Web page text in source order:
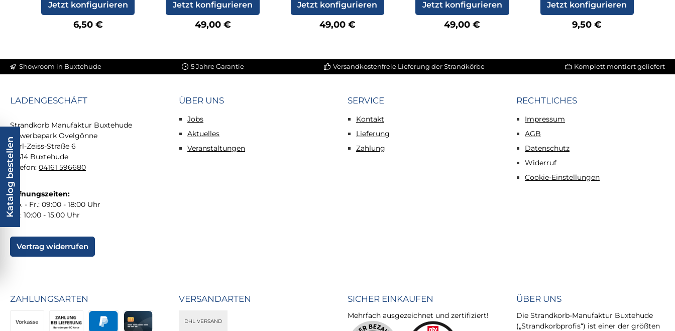
Regulärer Preis:
6,50 €
Jetzt konfigurieren
Regulärer Preis:
49,00 €
Jetzt konfigurieren
Regulärer Preis:
49,00 €
Jetzt konfigurieren
Regulärer Preis:
49,00 €
Jetzt konfigurieren
Regulärer Preis:
9,50 €
Jetzt konfigurieren
Showroom in Buxtehude 5 Jahre Garantie Versandkostenfreie Lieferung der Strandkörbe Komplett montiert geliefert
LADENGESCHÄFT
Strandkorb Manufaktur Buxtehude
Gewerbepark Ovelgönne
Carl-Zeiss-Straße 6
21614 Buxtehude
Telefon: 04161 596680
Öffnungszeiten:
Mo. - Fr.: 09:00 - 18:00 Uhr
Sa.: 10:00 - 15:00 Uhr
Vertrag widerrufen
ÜBER UNS
Jobs
Aktuelles
Veranstaltungen
SERVICE
Kontakt
Lieferung
Zahlung
RECHTLICHES
Impressum
AGB
Datenschutz
Widerruf
Cookie-Einstellungen
ZAHLUNGSARTEN VERSANDARTEN
DHL VERSAND
SICHER EINKAUFEN
Mehrfach ausgezeichnet und zertifiziert!
ÜBER UNS
Die Strandkorb-Manufaktur Buxtehude
(„Strandkorbprofis“) ist einer der größten
Katalog bestellen